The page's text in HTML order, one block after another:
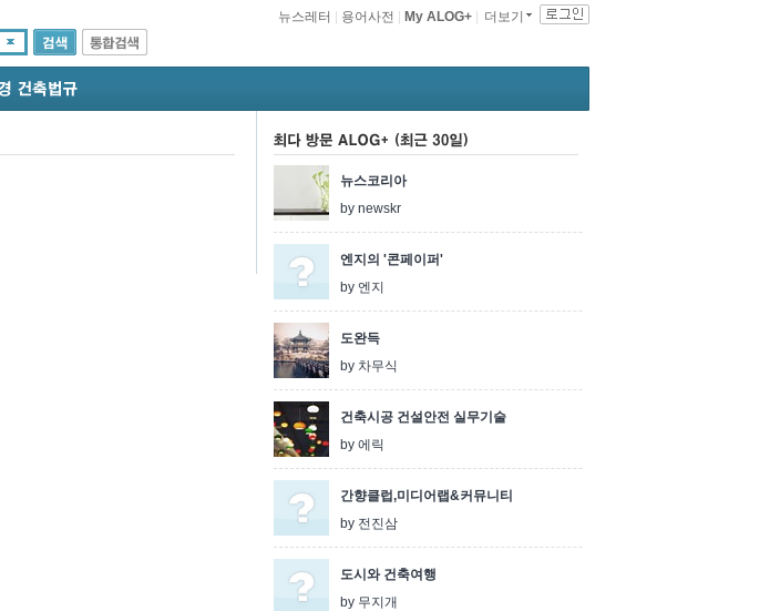
더보기
My ALOG+
용어사전
뉴스레터
인기 ALOG+
뉴스코리아
by newskr
엔지의 '콘페이퍼'
by 엔지
도완득
by 차무식
건축시공 건설안전 실무기술
by 에릭
간향클럽,미디어랩&커뮤니티
by 전진삼
도시와 건축여행
by 무지개